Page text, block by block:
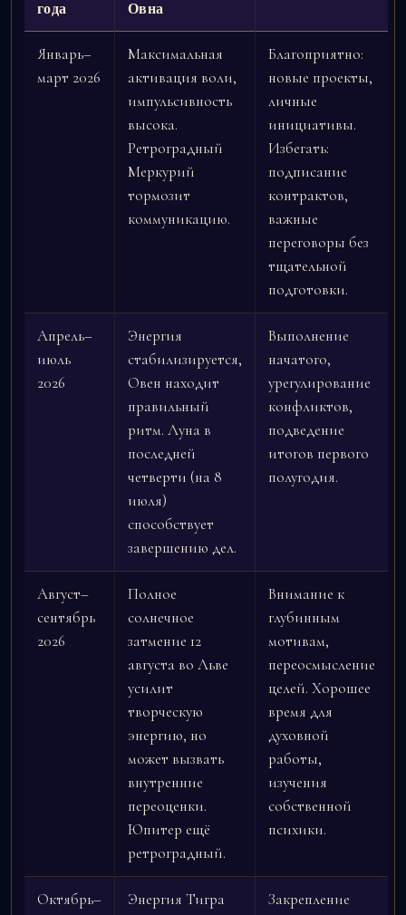
года
Овна
Январь–
март 2026
Максимальная
активация воли,
импульсивность
высока.
Ретроградный
Меркурий
тормозит
коммуникацию.
Благоприятно:
новые проекты,
личные
инициативы.
Избегать:
подписание
контрактов,
важные
переговоры без
тщательной
подготовки.
Апрель–
июль
2026
Энергия
стабилизируется,
Овен находит
правильный
ритм. Луна в
последней
четверти (на 8
июля)
способствует
завершению дел.
Выполнение
начатого,
урегулирование
конфликтов,
подведение
итогов первого
полугодия.
Август–
сентябрь
2026
Полное
солнечное
затмение 12
августа во Льве
усилит
творческую
энергию, но
может вызвать
внутренние
переоценки.
Юпитер ещё
ретроградный.
Внимание к
глубинным
мотивам,
переосмысление
целей. Хорошее
время для
духовной
работы,
изучения
собственной
психики.
Октябрь–
Энергия Тигра
Закрепление